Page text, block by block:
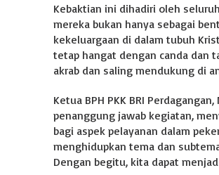
T
e
n
g
T
a
n
t
n
Kebaktian ini dihadiri oleh
mereka bukan hanya sebagai
kekeluargaan di dalam tubuh
tetap hangat dengan canda dan
akrab dan saling mendukung di
Ketua BPH PKK BRI
penanggung jawab kegiatan,
bagi aspek pelayanan dalam
menghidupkan tema dan
Dengan begitu, kita dapat